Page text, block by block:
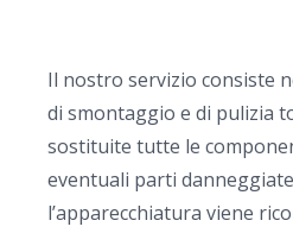
Il nostro servizio consiste
di smontaggio e di pulizia
sostituite tutte le
eventuali parti
l’apparecchiatura viene